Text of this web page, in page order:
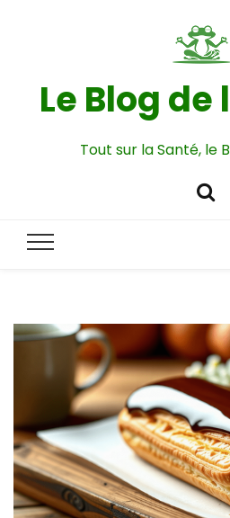
Le Blog de
Tout sur la Santé, le